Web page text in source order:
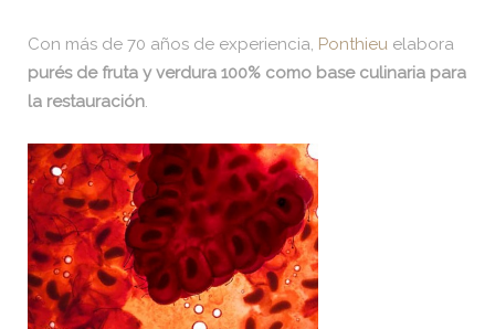
Con más de 70 años de experiencia, Ponthieu elabora
purés de fruta y verdura 100% como base culinaria para
la restauración.